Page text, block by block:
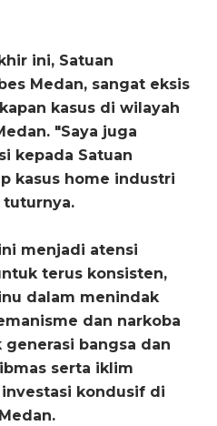
ini, Satuan
Medan, sangat eksis
kasus di wilayah
"Saya juga
kepada Satuan
kasus home industri
tuturnya.
menjadi atensi
terus konsisten,
dalam menindak
dan narkoba
bangsa dan
serta iklim
kondusif di